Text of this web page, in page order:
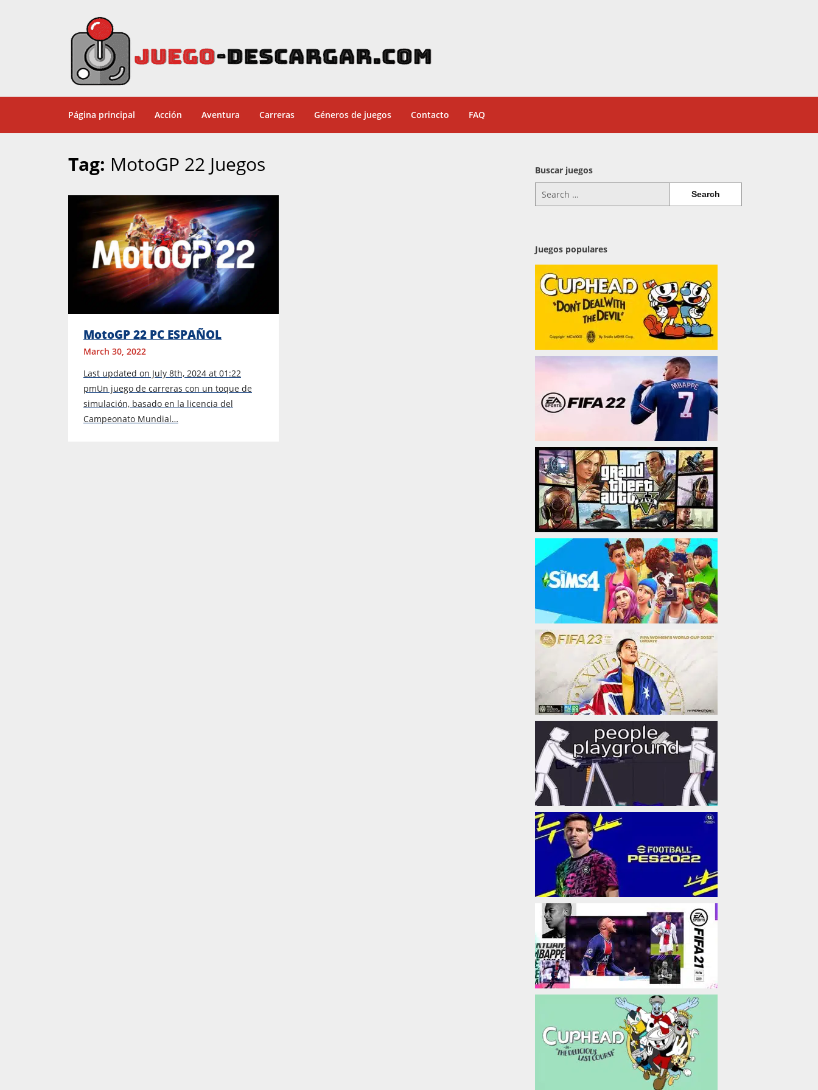
Página principal Acción Aventura Carreras Géneros de juegos Contacto FAQ
Tag: MotoGP 22 Juegos
MotoGP 22 PC ESPAÑOL
March 30, 2022
Last updated on July 8th, 2024 at 01:22
pmUn juego de carreras con un toque de
simulación, basado en la licencia del
Campeonato Mundial…
Buscar juegos
for:
Juegos populares